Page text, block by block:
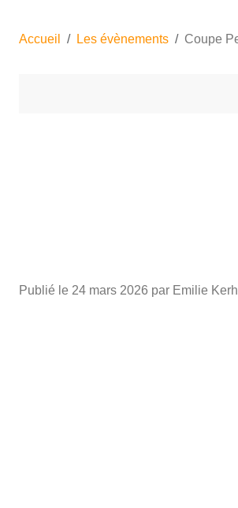
Accueil Les évènements Coupe
Publié le 24 mars 2026 par Emilie